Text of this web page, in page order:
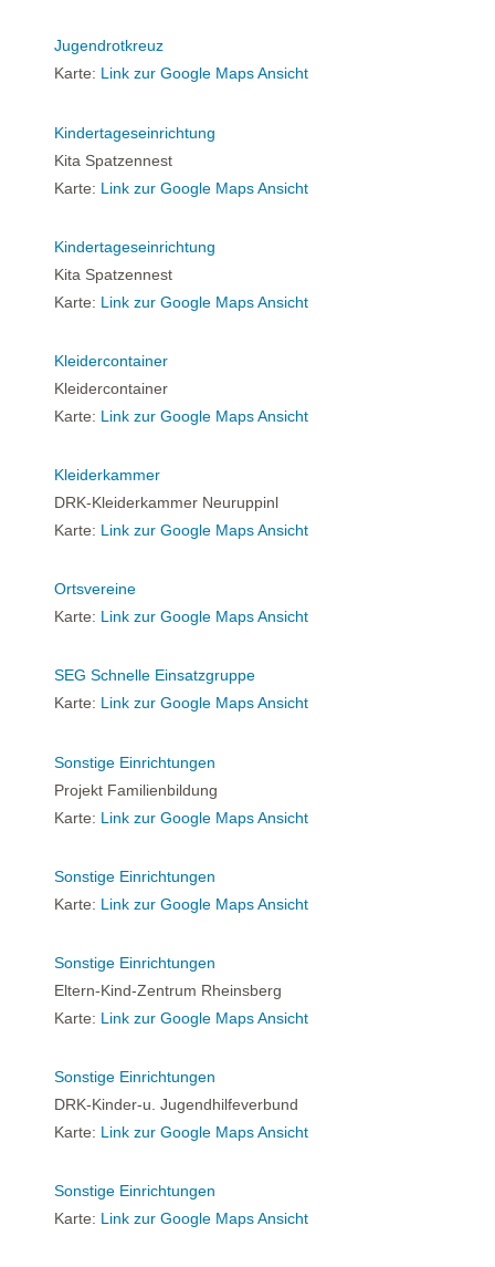
Jugendrotkreuz
Karte: Link zur Google Maps Ansicht
Kindertageseinrichtung
Kita Spatzennest
Karte: Link zur Google Maps Ansicht
Kindertageseinrichtung
Kita Spatzennest
Karte: Link zur Google Maps Ansicht
Kleidercontainer
Kleidercontainer
Karte: Link zur Google Maps Ansicht
Kleiderkammer
DRK-Kleiderkammer Neuruppinl
Karte: Link zur Google Maps Ansicht
Ortsvereine
Karte: Link zur Google Maps Ansicht
SEG Schnelle Einsatzgruppe
Karte: Link zur Google Maps Ansicht
Sonstige Einrichtungen
Projekt Familienbildung
Karte: Link zur Google Maps Ansicht
Sonstige Einrichtungen
Karte: Link zur Google Maps Ansicht
Sonstige Einrichtungen
Eltern-Kind-Zentrum Rheinsberg
Karte: Link zur Google Maps Ansicht
Sonstige Einrichtungen
DRK-Kinder-u. Jugendhilfeverbund
Karte: Link zur Google Maps Ansicht
Sonstige Einrichtungen
Karte: Link zur Google Maps Ansicht